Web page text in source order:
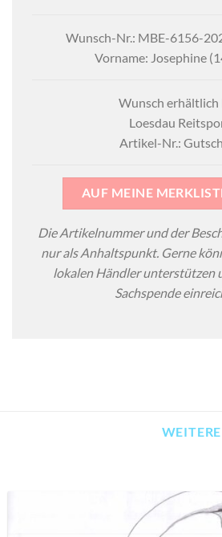
Wunsch-Nr.: MBE-6156-
Vorname: Josephine
Wunsch erhältlich
Loesdau
Artikel-Nr.:
AUF MEINE
Die Artikelnummer und der
nur als Anhaltspunkt. Gerne
lokalen Händler unterstützen
Sachspende